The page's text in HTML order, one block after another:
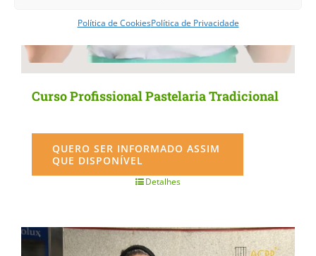
Política de CookiesPolítica de Privacidade
Curso Profissional Pastelaria Tradicional
QUERO SER INFORMADO ASSIM
QUE DISPONÍVEL
Detalhes